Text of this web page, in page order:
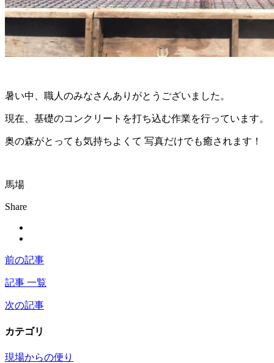
暑い中、職人のみなさんありがとうございました。
現在、基礎のコンクリートを打ち込む作業を行っています。
奥の森がとっても気持ちよくて 写真だけでも癒されます！
馬場
Share
前の記事
記事 一覧
次の記事
カテゴリ
現場からの便り